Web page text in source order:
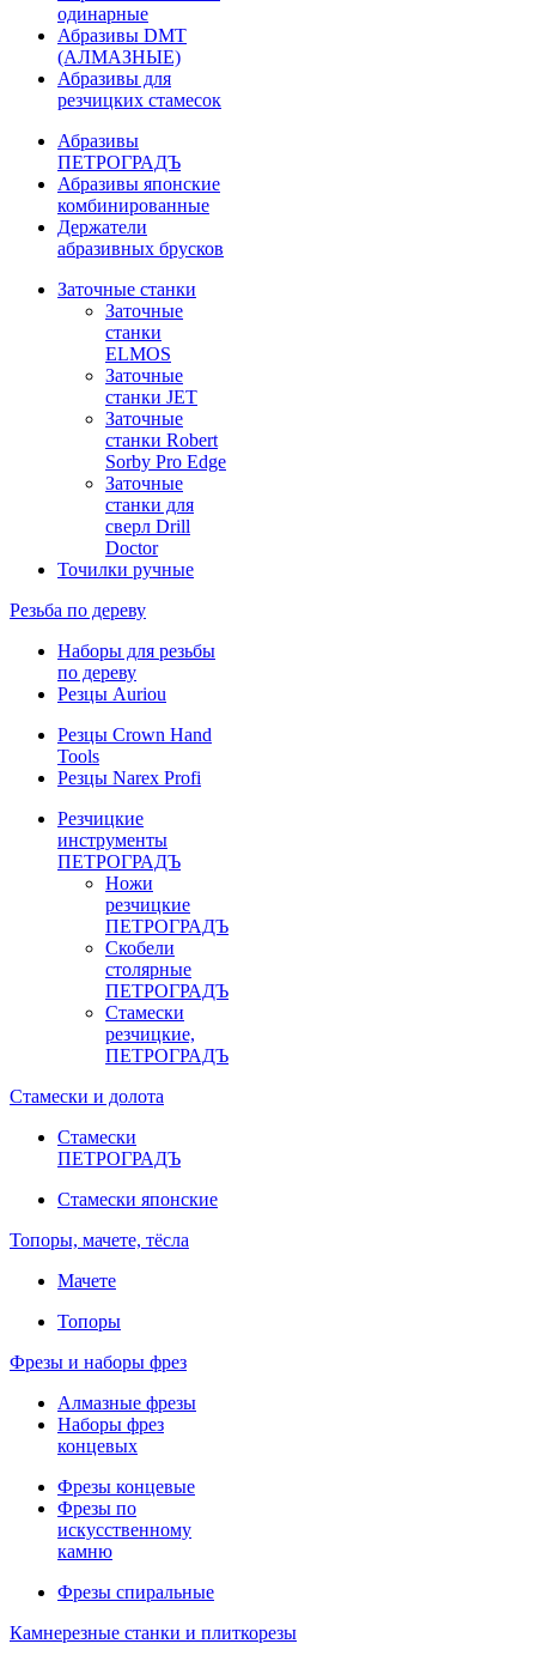
одинарные
Абразивы DMT
(АЛМАЗНЫЕ)
Абразивы для
резчицких стамесок
Абразивы
ПЕТРОГРАДЪ
Абразивы японские
комбинированные
Держатели
абразивных брусков
Заточные станки
Заточные
станки
ELMOS
Заточные
станки JET
Заточные
станки Robert
Sorby Pro Edge
Заточные
станки для
сверл Drill
Doctor
Точилки ручные
Резьба по дереву
Наборы для резьбы
по дереву
Резцы Auriou
Резцы Crown Hand
Tools
Резцы Narex Profi
Резчицкие
инструменты
ПЕТРОГРАДЪ
Ножи
резчицкие
ПЕТРОГРАДЪ
Скобели
столярные
ПЕТРОГРАДЪ
Стамески
резчицкие,
ПЕТРОГРАДЪ
Стамески и долота
Стамески
ПЕТРОГРАДЪ
Стамески японские
Топоры, мачете, тёсла
Мачете
Топоры
Фрезы и наборы фрез
Алмазные фрезы
Наборы фрез
концевых
Фрезы концевые
Фрезы по
искусственному
камню
Фрезы спиральные
Камнерезные станки и плиткорезы